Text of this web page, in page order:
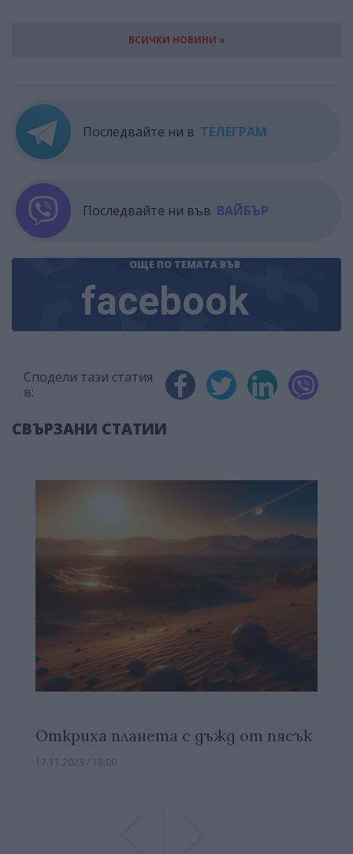
ВСИЧКИ НОВИНИ »
Последвайте ни в ТЕЛЕГРАМ
Последвайте ни във ВАЙБЪР
ОЩЕ ПО ТЕМАТА ВЪВ
facebook
Сподели тази статия
в:
СВЪРЗАНИ СТАТИИ
Откриха планета с дъжд от пясък
17.11.2023 / 18:00